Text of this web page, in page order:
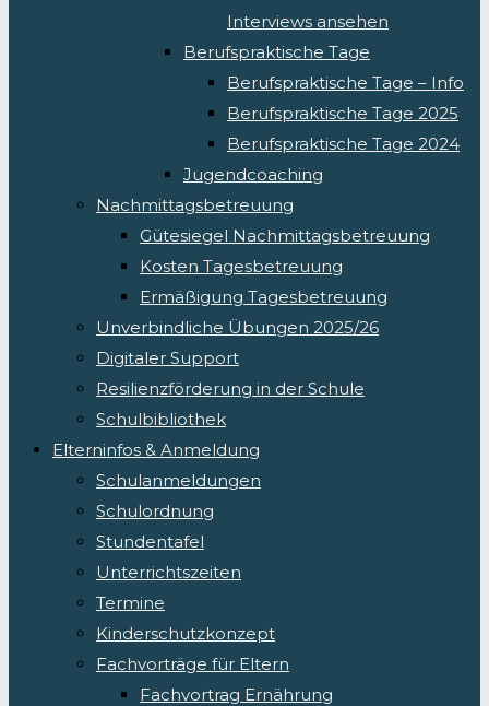
Interviews ansehen
Berufspraktische Tage
Berufspraktische Tage – Info
Berufspraktische Tage 2025
Berufspraktische Tage 2024
Jugendcoaching
Nachmittagsbetreuung
Gütesiegel Nachmittagsbetreuung
Kosten Tagesbetreuung
Ermäßigung Tagesbetreuung
Unverbindliche Übungen 2025/26
Digitaler Support
Resilienzförderung in der Schule
Schulbibliothek
Elterninfos & Anmeldung
Schulanmeldungen
Schulordnung
Stundentafel
Unterrichtszeiten
Termine
Kinderschutzkonzept
Fachvorträge für Eltern
Fachvortrag Ernährung